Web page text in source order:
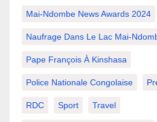
Mai-Ndombe News Awards 2024
Naufrage Dans Le Lac Mai-
Pape François À Kinshasa
Police Nationale Congolaise
RDC Sport Travel